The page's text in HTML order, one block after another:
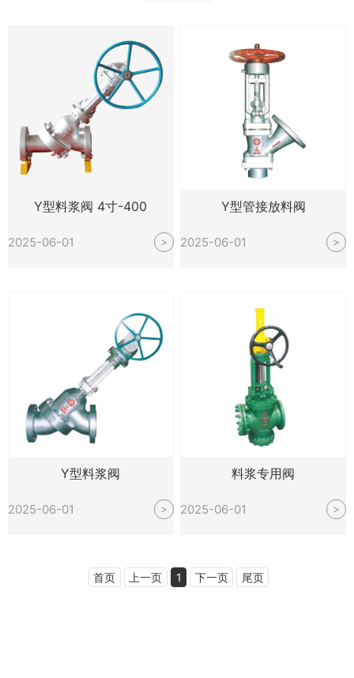
Y型料浆阀 4寸-400
2025-06-01 >
Y型管接放料阀
2025-06-01 >
Y型料浆阀
2025-06-01 >
料浆专用阀
2025-06-01 >
首页 上一页 1 下一页 尾页